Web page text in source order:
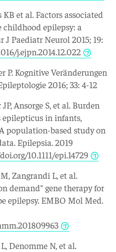
et al. Factors associated
epilepsy: a
Paediatr Neurol 2015; 19:
j.ejpn.2014.12.022
P. Kognitive Veränderungen
2016; 33: 4-12
Ansorge S, et al. Burden
in infants,
population-based study on
Epilepsia. 2019
10.1111/epi.14729
Zangrandi L, et al.
demand" gene therapy for
epilepsy. EMBO Mol Med.
Denomme N, et al.